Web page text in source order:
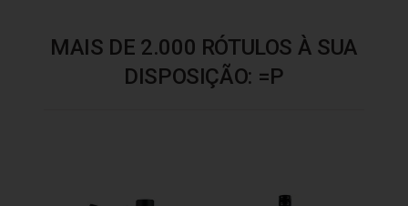
MAIS DE 2.000 RÓTULOS À SUA
DISPOSIÇÃO: =P